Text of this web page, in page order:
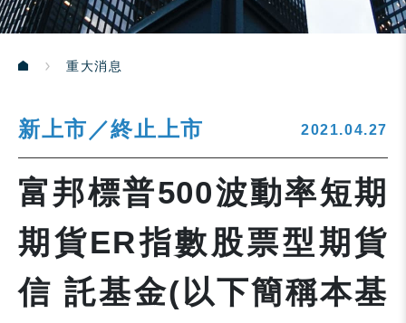
重大消息
新上市／終止上市 2021.04.27
富邦標普500波動率短期
期貨ER指數股票型期貨
信 託基金(以下簡稱本基